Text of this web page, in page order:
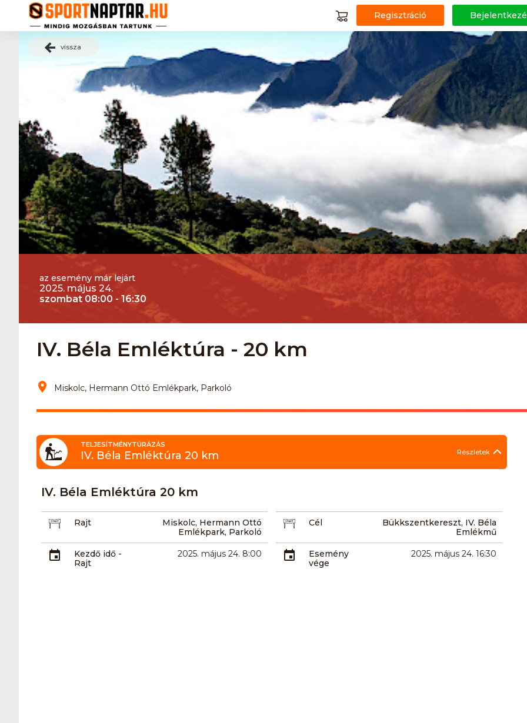
Regisztráció
vissza
az esemény már lejárt
2025. május 24.
szombat 08:00 - 16:30
IV. Béla Emléktúra - 20 km
Miskolc, Hermann Ottó Emlékpark, Parkoló
TELJESÍTMÉNYTÚRÁZÁS
IV. Béla Emléktúra 20 km Részletek
IV. Béla Emléktúra 20 km
Rajt
Miskolc, Hermann Ottó
Emlékpark, Parkoló
Cél
Bükkszentkereszt, IV. Béla
Emlékmű
Kezdő idő -
Rajt
2025. május 24. 8:00
Esemény
vége
2025. május 24. 16:30